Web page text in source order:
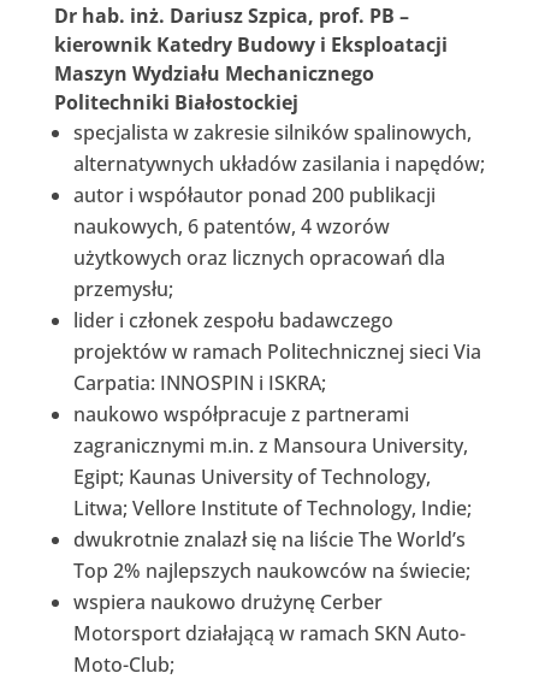
Dr hab. inż. Dariusz Szpica, prof. PB –
kierownik Katedry Budowy i Eksploatacji
Maszyn Wydziału Mechanicznego
Politechniki Białostockiej
specjalista w zakresie silników spalinowych,
alternatywnych układów zasilania i napędów;
autor i współautor ponad 200 publikacji
naukowych, 6 patentów, 4 wzorów
użytkowych oraz licznych opracowań dla
przemysłu;
lider i członek zespołu badawczego
projektów w ramach Politechnicznej sieci Via
Carpatia: INNOSPIN i ISKRA;
naukowo współpracuje z partnerami
zagranicznymi m.in. z Mansoura University,
Egipt; Kaunas University of Technology,
Litwa; Vellore Institute of Technology, Indie;
dwukrotnie znalazł się na liście The World’s
Top 2% najlepszych naukowców na świecie;
wspiera naukowo drużynę Cerber
Motorsport działającą w ramach SKN Auto-
Moto-Club;